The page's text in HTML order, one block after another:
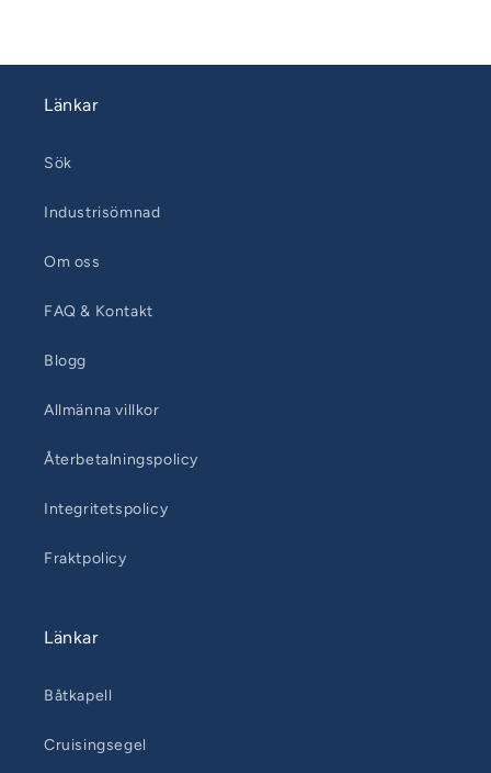
Länkar
Sök
Industrisömnad
Om oss
FAQ & Kontakt
Blogg
Allmänna villkor
Återbetalningspolicy
Integritetspolicy
Fraktpolicy
Länkar
Båtkapell
Cruisingsegel